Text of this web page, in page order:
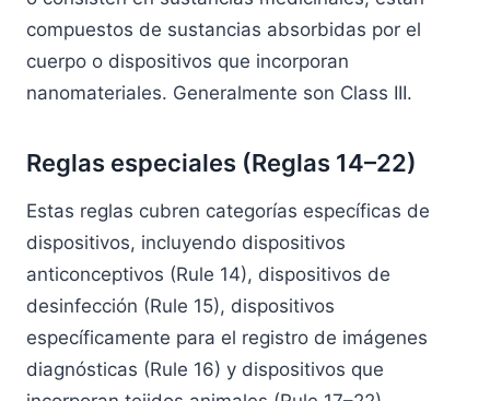
compuestos de sustancias absorbidas por el
cuerpo o dispositivos que incorporan
nanomateriales. Generalmente son Class III.
Reglas especiales (Reglas 14–22)
Estas reglas cubren categorías específicas de
dispositivos, incluyendo dispositivos
anticonceptivos (Rule 14), dispositivos de
desinfección (Rule 15), dispositivos
específicamente para el registro de imágenes
diagnósticas (Rule 16) y dispositivos que